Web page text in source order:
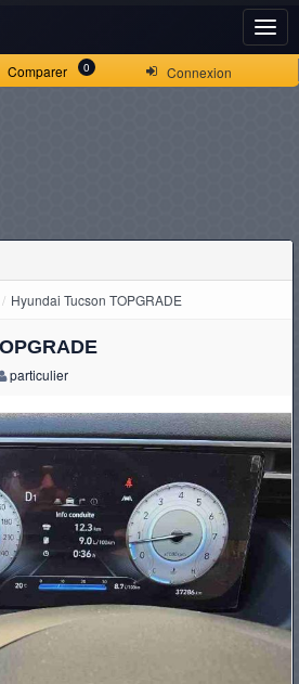
Connexion
Comparer 0
Hyundai Tucson TOPGRADE
particulier